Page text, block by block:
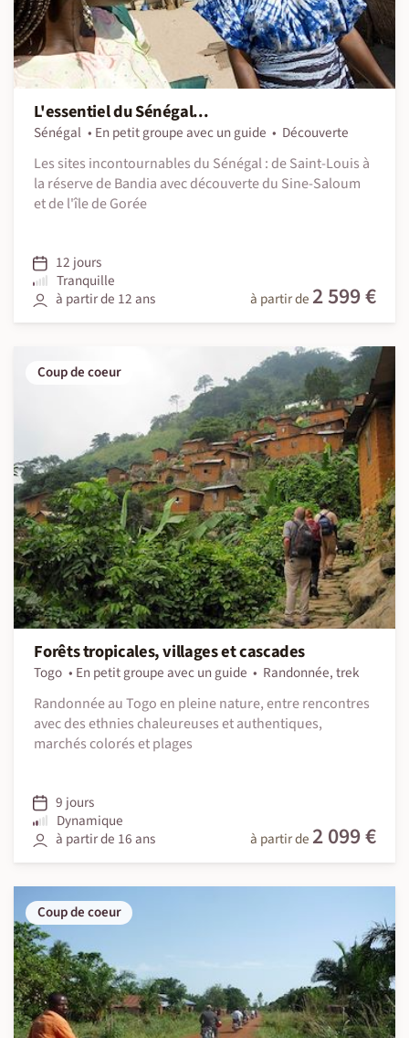
L'essentiel du Sénégal...
Sénégal En petit groupe avec un guide
Découverte
Les sites incontournables du Sénégal : de Saint-Louis à
la réserve de Bandia avec découverte du Sine-Saloum
et de l'île de Gorée
12 jours
Tranquille
à partir de 12 ans
à partir de 2 599 €
Coup de coeur
Forêts tropicales, villages et cascades
Togo En petit groupe avec un guide
Randonnée, trek
Randonnée au Togo en pleine nature, entre rencontres
avec des ethnies chaleureuses et authentiques,
marchés colorés et plages
9 jours
Dynamique
à partir de 16 ans
à partir de 2 099 €
Coup de coeur